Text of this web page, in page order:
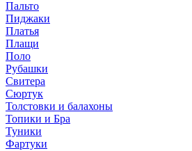
Пальто
Пиджаки
Платья
Плащи
Поло
Рубашки
Свитера
Сюртук
Толстовки и балахоны
Топики и Бра
Туники
Фартуки